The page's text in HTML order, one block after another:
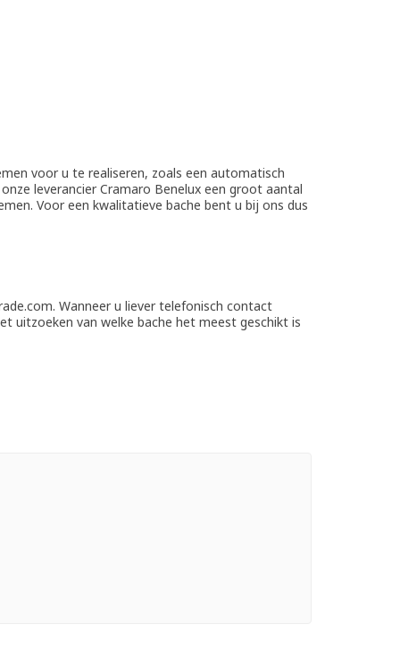
voor u te realiseren, zoals een automatisch
leverancier Cramaro Benelux een groot aantal
Voor een kwalitatieve bache bent u bij ons dus
Wanneer u liever telefonisch contact
uitzoeken van welke bache het meest geschikt is